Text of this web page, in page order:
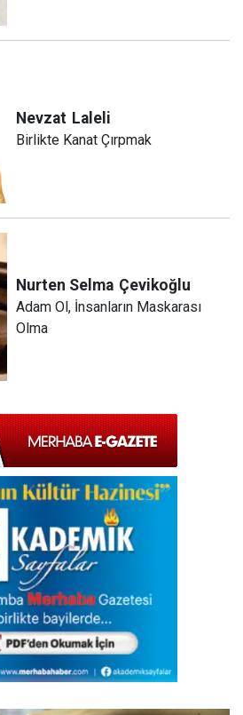
Nevzat Laleli
Birlikte Kanat Çırpmak
Nurten Selma Çevikoğlu
Adam Ol, İnsanların Maskarası
Olma